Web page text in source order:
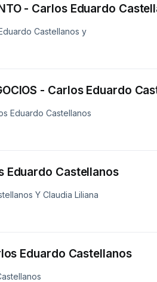
- Carlos Eduardo
Castellanos y
- Carlos Eduardo
Eduardo Castellanos
Eduardo Castellanos
Y Claudia Liliana
Eduardo Castellanos